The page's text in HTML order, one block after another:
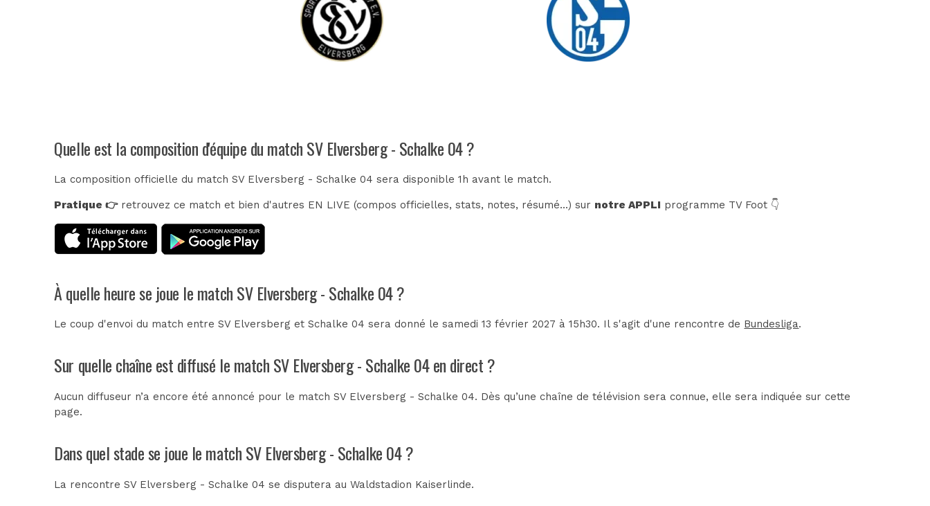
Quelle est la composition d'équipe du match SV Elversberg - Schalke 04 ?
La composition officielle du match SV Elversberg - Schalke 04 sera disponible 1h avant le match.
Pratique 👉retrouvez ce match et bien d'autres EN LIVE (compos officielles, stats, notes, résumé...) sur notre APPLI programme TV Foot 👇
À quelle heure se joue le match SV Elversberg - Schalke 04 ?
Le coup d'envoi du match entre SV Elversberg et Schalke 04 sera donné le samedi 13 février 2027 à 15h30. Il s'agit d'une rencontre de Bundesliga.
Sur quelle chaîne est diffusé le match SV Elversberg - Schalke 04 en direct ?
Aucun diffuseur n’a encore été annoncé pour le match SV Elversberg - Schalke 04. Dès qu’une chaîne de télévision sera connue, elle sera indiquée sur cette
page.
Dans quel stade se joue le match SV Elversberg - Schalke 04 ?
La rencontre SV Elversberg - Schalke 04 se disputera auWaldstadion Kaiserlinde.